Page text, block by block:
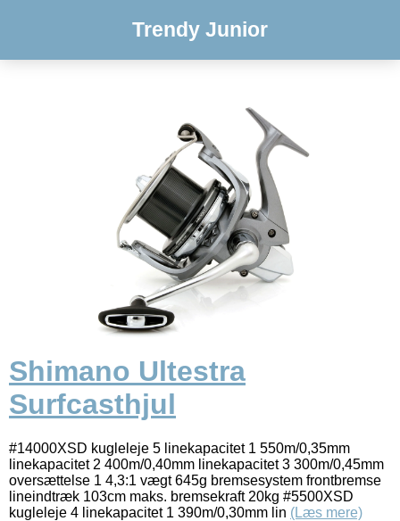
Trendy Junior
Shimano Ultestra
Surfcasthjul
#14000XSD kugleleje 5 linekapacitet 1 550m/0,35mm
linekapacitet 2 400m/0,40mm linekapacitet 3 300m/0,45mm
oversættelse 1 4,3:1 vægt 645g bremsesystem frontbremse
lineindtræk 103cm maks. bremsekraft 20kg #5500XSD
kugleleje 4 linekapacitet 1 390m/0,30mm lin (Læs mere)